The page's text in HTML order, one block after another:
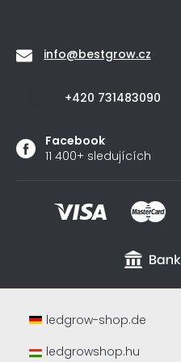
info@bestgrow.cz
+420 731483090
Facebook
11 400+ sledujících
ledgrow-shop.de
ledgrowshop.hu